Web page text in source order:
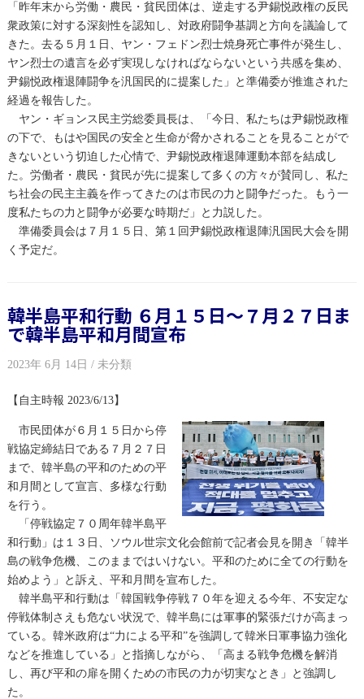
「昨年末から労働・農民・貧民団体は、逆走する尹錫悦政権の反民
衆政策に対する深刻性を認知し、対政府闘争基調と方向を議論して
きた。去る５月１日、ヤン・フェドン烈士焼身死亡事件が発生し、
ヤン烈士の遺言を必ず実現しなければならないという共感を集め、
尹錫悦政権退陣闘争を汎国民的に提案した」と準備委が推進された
経過を報告した。
ヤン・ギョンス民主労総委員長は、「今日、私たちは尹錫悦政権
の下で、もはや国民の安全と生命が脅かされることを見ることがで
きないという切迫した心情で、尹錫悦政権退陣運動本部を結成し
た。労働者・農民・貧民が先に提案して多くの方々が賛同し、私た
ち社会の民主主義を作ってきたのは市民の力と闘争だった。もう一
度私たちの力と闘争が必要な時期だ」と力説した。
準備委員会は７月１５日、第１回尹錫悦政権退陣汎国民大会を開
く予定だ。
韓半島平和行動 ６月１５日～７月２７日ま
で韓半島平和月間宣布
2023年 6月 14日 / 未分類
【自主時報 2023/6/13】
市民団体が６月１５日から停
戦協定締結日である７月２７日
まで、韓半島の平和のための平
和月間として宣言、多様な行動
を行う。
「停戦協定７０周年韓半島平
和行動」は１３日、ソウル世宗文化会館前で記者会見を開き「韓半
島の戦争危機、このままではいけない。平和のために全ての行動を
始めよう」と訴え、平和月間を宣布した。
韓半島平和行動は「韓国戦争停戦７０年を迎える今年、不安定な
停戦体制さえも危ない状況で、韓半島には軍事的緊張だけが高まっ
ている。韓米政府は“力による平和”を強調して韓米日軍事協力強化
などを推進している」と指摘しながら、「高まる戦争危機を解消
し、再び平和の扉を開くための市民の力が切実なとき」と強調し
た。